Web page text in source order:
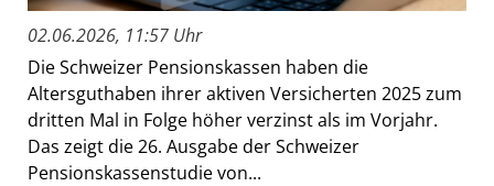
02.06.2026, 11:57 Uhr
Die Schweizer Pensionskassen haben die
Altersguthaben ihrer aktiven Versicherten 2025 zum
dritten Mal in Folge höher verzinst als im Vorjahr.
Das zeigt die 26. Ausgabe der Schweizer
Pensionskassenstudie von...